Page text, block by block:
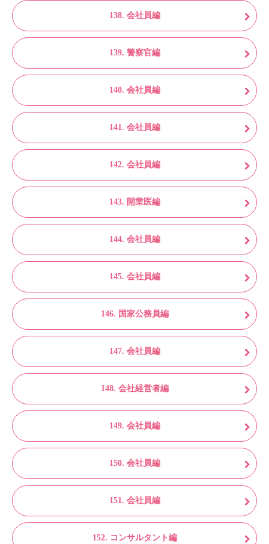
138. 会社員編
139. 警察官編
140. 会社員編
141. 会社員編
142. 会社員編
143. 開業医編
144. 会社員編
145. 会社員編
146. 国家公務員編
147. 会社員編
148. 会社経営者編
149. 会社員編
150. 会社員編
151. 会社員編
152. コンサルタント編